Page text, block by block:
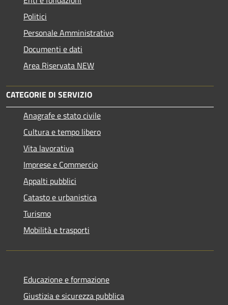
Politici
Personale Amministrativo
Documenti e dati
Area Riservata NEW
CATEGORIE DI SERVIZIO
Anagrafe e stato civile
Cultura e tempo libero
Vita lavorativa
Imprese e Commercio
Appalti pubblici
Catasto e urbanistica
Turismo
Mobilità e trasporti
Educazione e formazione
Giustizia e sicurezza pubblica